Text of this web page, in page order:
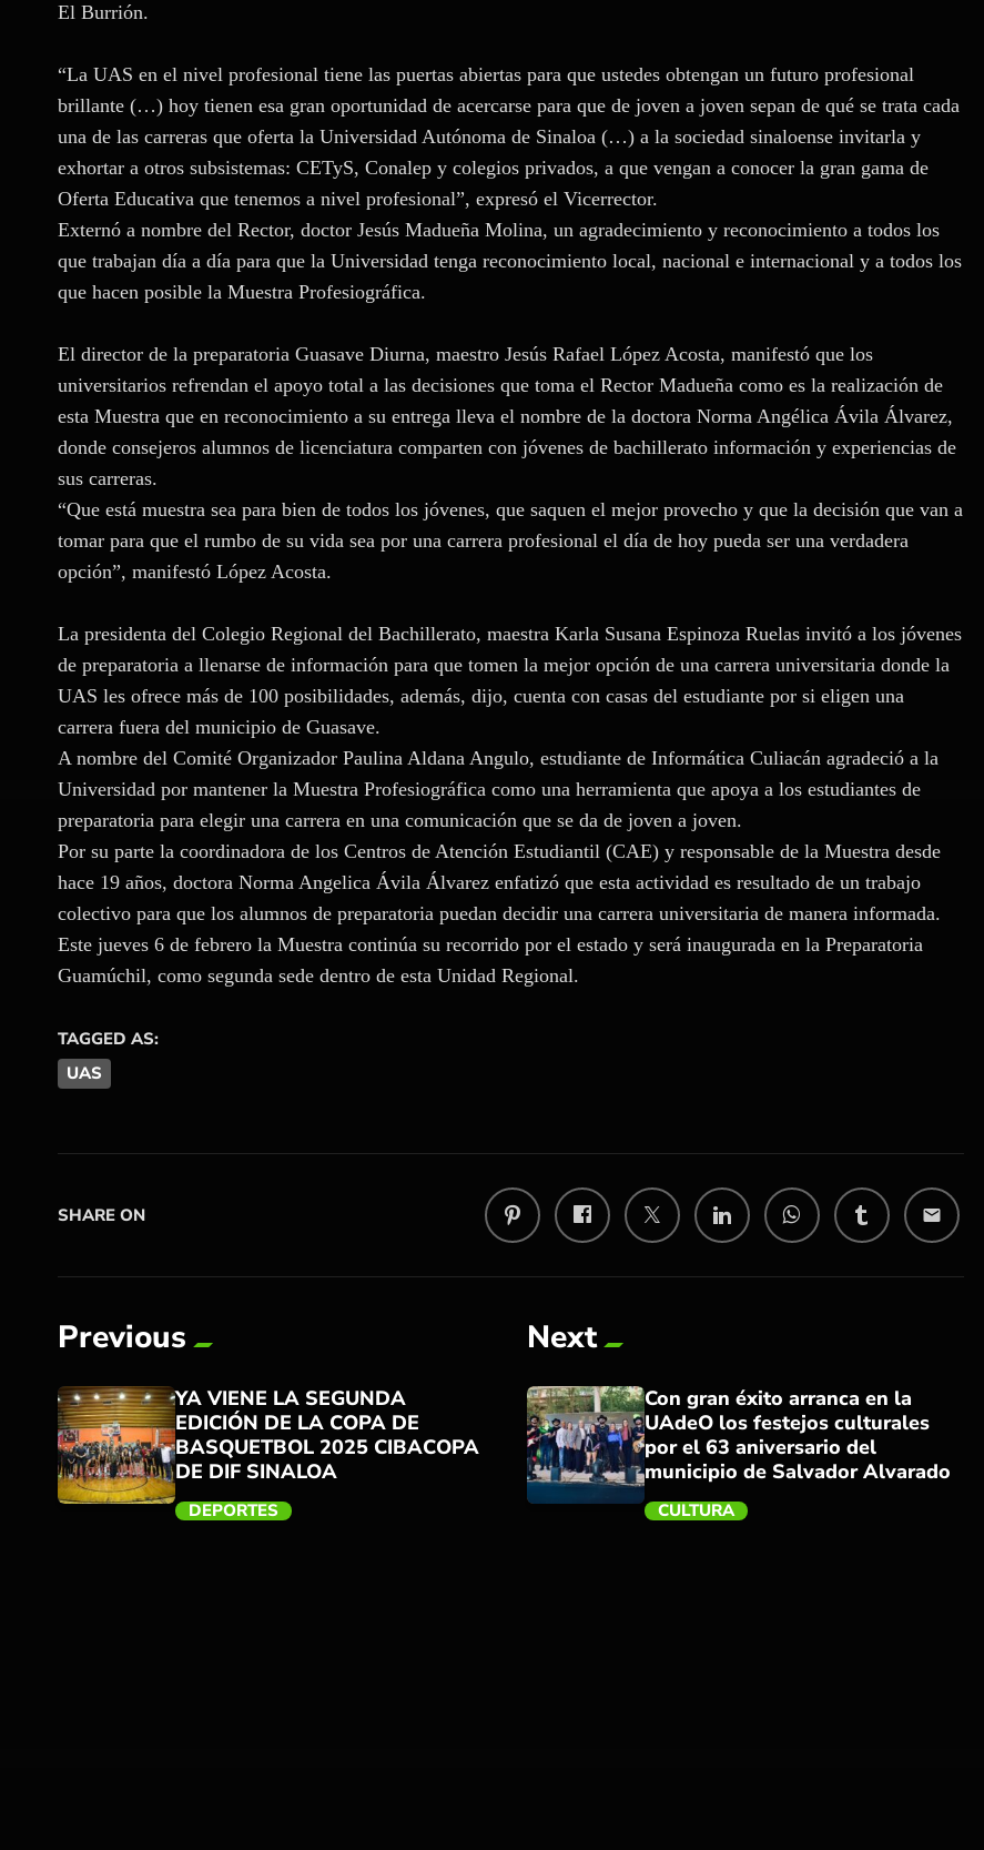
El Burrión.
“La UAS en el nivel profesional tiene las puertas abiertas para que ustedes obtengan un futuro profesional
brillante (…) hoy tienen esa gran oportunidad de acercarse para que de joven a joven sepan de qué se trata cada
una de las carreras que oferta la Universidad Autónoma de Sinaloa (…) a la sociedad sinaloense invitarla y
exhortar a otros subsistemas: CETyS, Conalep y colegios privados, a que vengan a conocer la gran gama de
Oferta Educativa que tenemos a nivel profesional”, expresó el Vicerrector.
Externó a nombre del Rector, doctor Jesús Madueña Molina, un agradecimiento y reconocimiento a todos los
que trabajan día a día para que la Universidad tenga reconocimiento local, nacional e internacional y a todos los
que hacen posible la Muestra Profesiográfica.
El director de la preparatoria Guasave Diurna, maestro Jesús Rafael López Acosta, manifestó que los
universitarios refrendan el apoyo total a las decisiones que toma el Rector Madueña como es la realización de
esta Muestra que en reconocimiento a su entrega lleva el nombre de la doctora Norma Angélica Ávila Álvarez,
donde consejeros alumnos de licenciatura comparten con jóvenes de bachillerato información y experiencias de
sus carreras.
“Que está muestra sea para bien de todos los jóvenes, que saquen el mejor provecho y que la decisión que van a
tomar para que el rumbo de su vida sea por una carrera profesional el día de hoy pueda ser una verdadera
opción”, manifestó López Acosta.
La presidenta del Colegio Regional del Bachillerato, maestra Karla Susana Espinoza Ruelas invitó a los jóvenes
de preparatoria a llenarse de información para que tomen la mejor opción de una carrera universitaria donde la
UAS les ofrece más de 100 posibilidades, además, dijo, cuenta con casas del estudiante por si eligen una
carrera fuera del municipio de Guasave.
A nombre del Comité Organizador Paulina Aldana Angulo, estudiante de Informática Culiacán agradeció a la
Universidad por mantener la Muestra Profesiográfica como una herramienta que apoya a los estudiantes de
preparatoria para elegir una carrera en una comunicación que se da de joven a joven.
Por su parte la coordinadora de los Centros de Atención Estudiantil (CAE) y responsable de la Muestra desde
hace 19 años, doctora Norma Angelica Ávila Álvarez enfatizó que esta actividad es resultado de un trabajo
colectivo para que los alumnos de preparatoria puedan decidir una carrera universitaria de manera informada.
Este jueves 6 de febrero la Muestra continúa su recorrido por el estado y será inaugurada en la Preparatoria
Guamúchil, como segunda sede dentro de esta Unidad Regional.
TAGGED AS:
UAS
SHARE ON email
Previous
YA VIENE LA SEGUNDA
EDICIÓN DE LA COPA DE
BASQUETBOL 2025 CIBACOPA
DE DIF SINALOA
DEPORTES
Next
Con gran éxito arranca en la
UAdeO los festejos culturales
por el 63 aniversario del
municipio de Salvador Alvarado
CULTURA